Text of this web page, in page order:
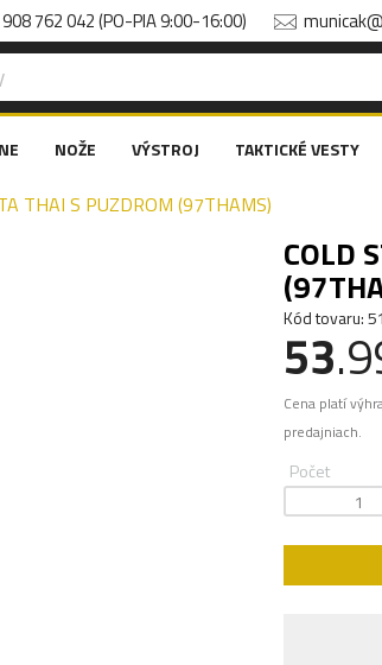
762 042 (PO-PIA 9:00-16:00)
NOŽE VÝSTROJ TAKTICKÉ VESTY
THAI S PUZDROM (97THAMS)
COLD
Kód tovaru:
53
Cena platí
predajniach.
Počet